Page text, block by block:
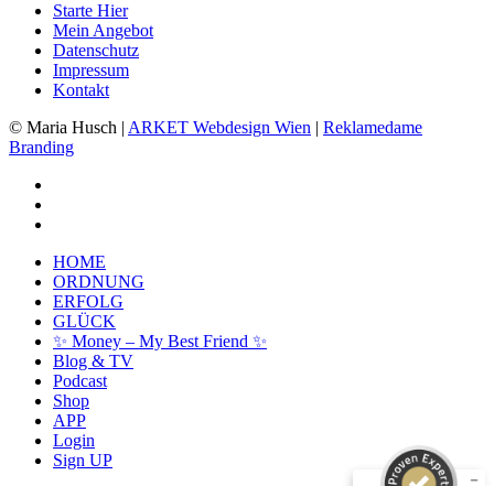
Starte Hier
Mein Angebot
Datenschutz
Impressum
Kontakt
© Maria Husch | ARKET Webdesign Wien | Reklamedame
Branding
Close
Menu
HOME
ORDNUNG
ERFOLG
GLÜCK
✨ Money – My Best Friend ✨
Blog & TV
Podcast
Shop
APP
Login
Sign UP
Kundenbewertungen und Erfahrungen zu
Empfehlungen auf
ProvenExpert.com